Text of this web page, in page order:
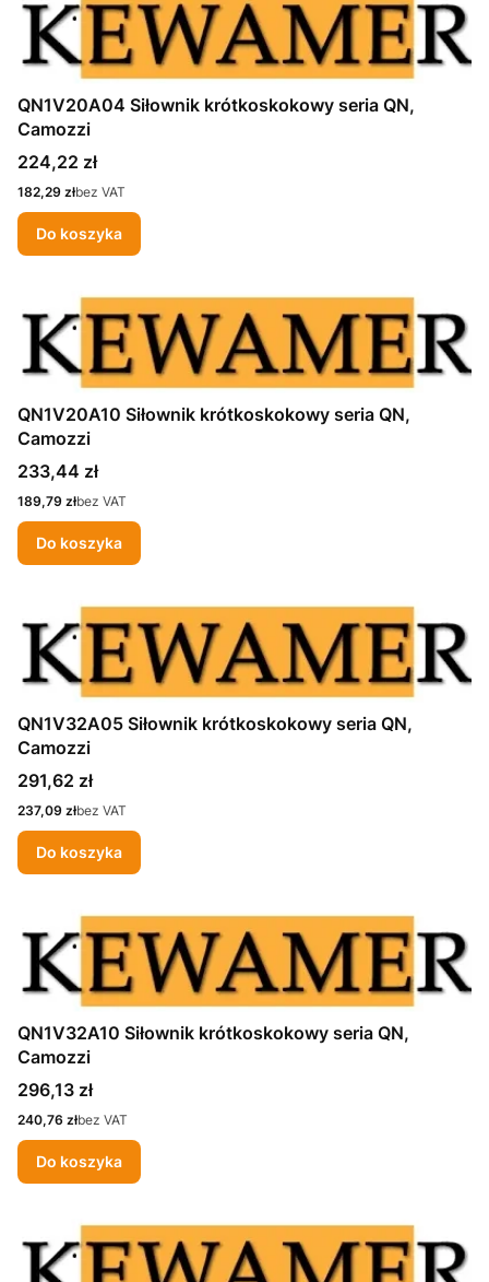
QN1V20A04 Siłownik krótkoskokowy seria QN,
Camozzi
Cena
224,22 zł
Cena
182,29 złbez VAT
Do koszyka
QN1V20A10 Siłownik krótkoskokowy seria QN,
Camozzi
Cena
233,44 zł
Cena
189,79 złbez VAT
Do koszyka
QN1V32A05 Siłownik krótkoskokowy seria QN,
Camozzi
Cena
291,62 zł
Cena
237,09 złbez VAT
Do koszyka
QN1V32A10 Siłownik krótkoskokowy seria QN,
Camozzi
Cena
296,13 zł
Cena
240,76 złbez VAT
Do koszyka